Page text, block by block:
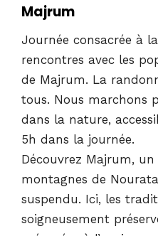
Majrum
Journée consacrée à
rencontres avec les
de Majrum. La
tous. Nous marchons
dans la nature,
5h dans la journée.
Découvrez Majrum,
montagnes de
suspendu. Ici, les
soigneusement